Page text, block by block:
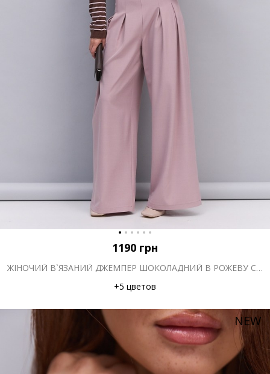
1190 грн
ЖІНОЧИЙ В`ЯЗАНИЙ ДЖЕМПЕР ШОКОЛАДНИЙ В РОЖЕВУ СМУЖКУ
+5 цветов
NEW